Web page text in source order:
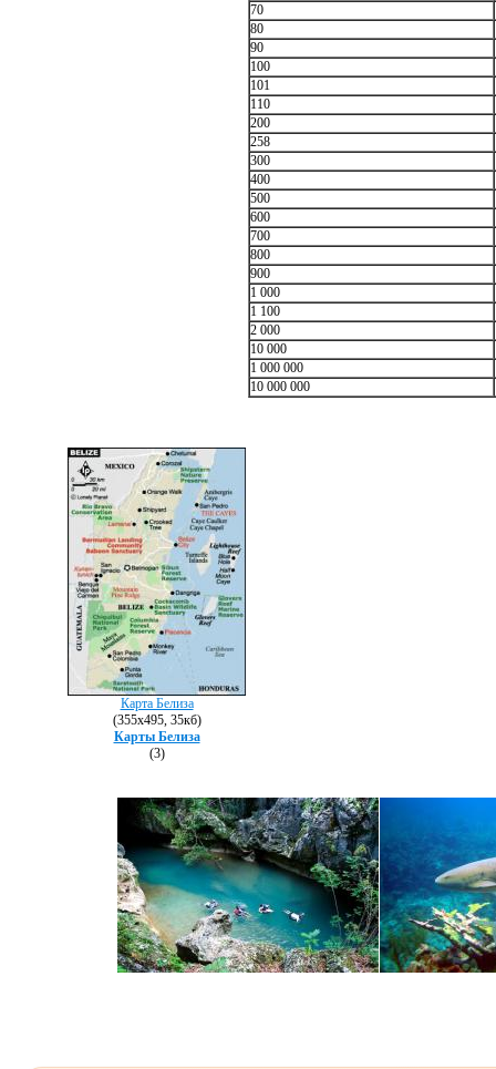
70
80
90
100
101
110
200
258
300
400
500
600
700
800
900
1 000
1 100
2 000
10 000
1 000 000
10 000 000
Карта Белиза
(355х495, 35кб)
Карты Белиза
(3)